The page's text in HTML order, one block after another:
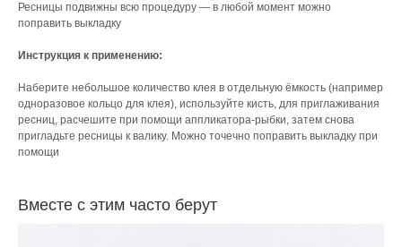
Ресницы подвижны всю процедуру — в любой момент можно
поправить выкладку
Инструкция к применению:
Наберите небольшое количество клея в отдельную ёмкость (например
одноразовое кольцо для клея), используйте кисть, для приглаживания
ресниц, расчешите при помощи аппликатора-рыбки, затем снова
пригладьте ресницы к валику. Можно точечно поправить выкладку при
помощи
Вместе с этим часто берут